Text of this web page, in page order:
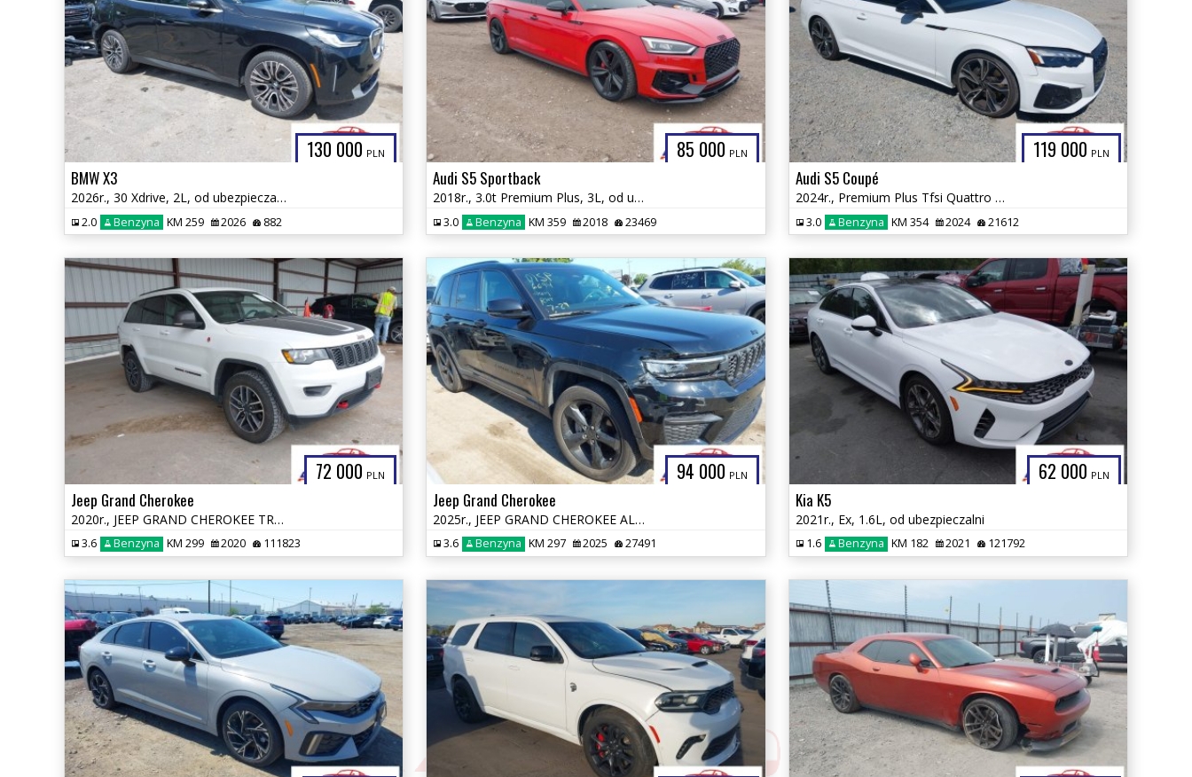
130 000 PLN
BMW X3
2026r., 30 Xdrive, 2L, od ubezpieczalni
2.0 Benzyna KM 259 2026 882
85 000 PLN
Audi S5 Sportback
2018r., 3.0t Premium Plus, 3L, od ubezpieczalni
3.0 Benzyna KM 359 2018 23469
119 000 PLN
Audi S5 Coupé
2024r., Premium Plus Tfsi Quattro Tiptronic, 3L, od ubezpieczalni
3.0 Benzyna KM 354 2024 21612
72 000 PLN
Jeep Grand Cherokee
2020r., JEEP GRAND CHEROKEE TRAILHAWK 4X4, 3.6L, od ubezpieczalni
3.6 Benzyna KM 299 2020 111823
94 000 PLN
Jeep Grand Cherokee
2025r., JEEP GRAND CHEROKEE ALTITUDE X 4X4, 3.6L, od ubezpieczalni
3.6 Benzyna KM 297 2025 27491
62 000 PLN
Kia K5
2021r., Ex, 1.6L, od ubezpieczalni
1.6 Benzyna KM 182 2021 121792